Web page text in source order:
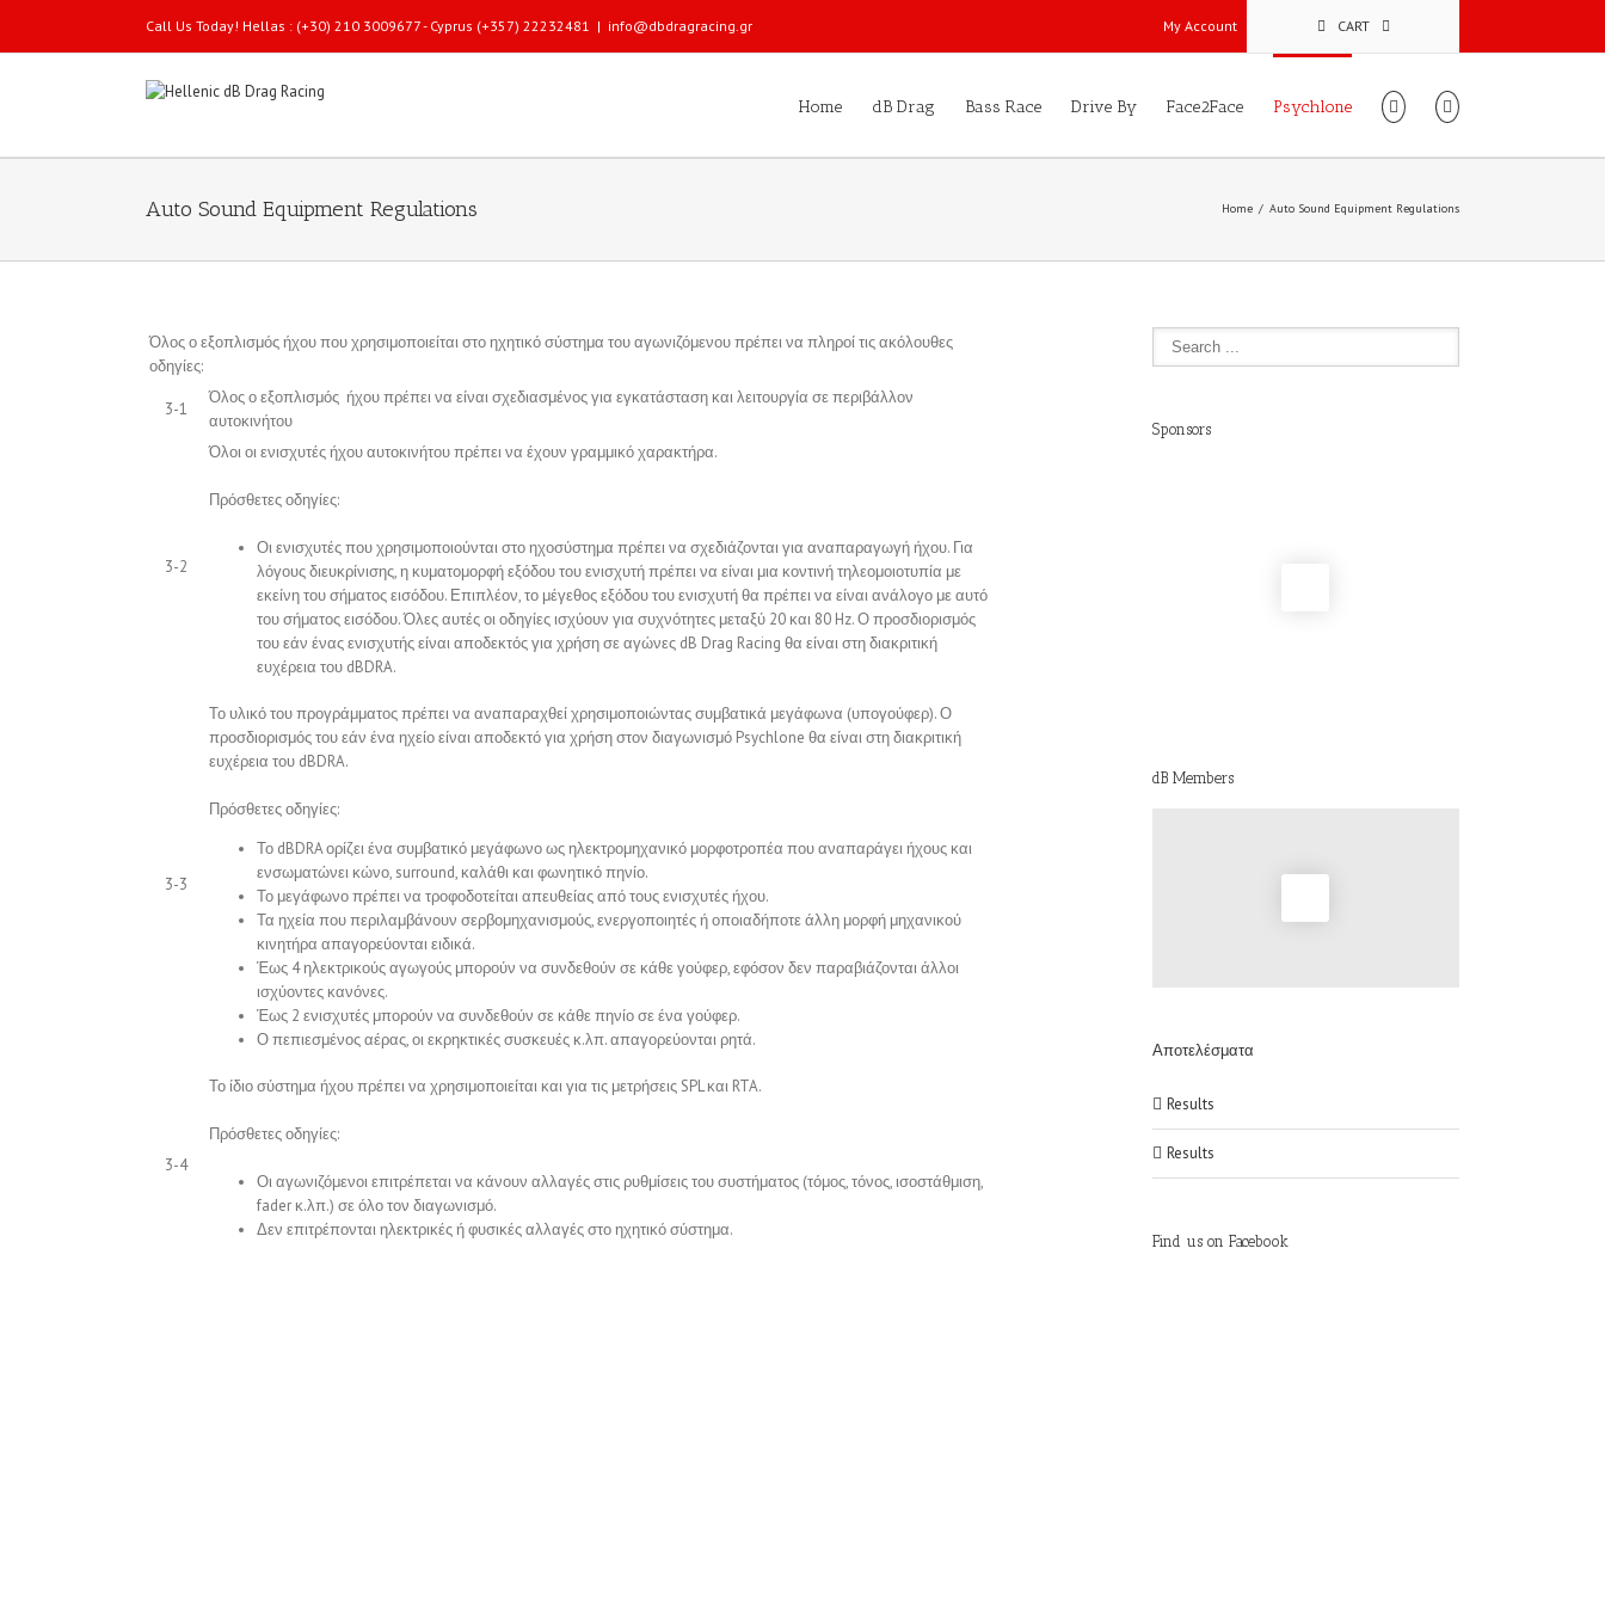
Call Us Today! Hellas : (+30) 210 3009677 - Cyprus (+357) 22232481 | info@dbdragracing.gr My Account CART
Home dB Drag Bass Race Drive By Face2Face Psychlone
Auto Sound Equipment Regulations Home Auto Sound Equipment Regulations
Όλος ο εξοπλισμός ήχου που χρησιμοποιείται στο ηχητικό σύστημα του αγωνιζόμενου πρέπει να πληροί τις ακόλουθες
οδηγίες:
3-1
Όλος ο εξοπλισμός ήχου πρέπει να είναι σχεδιασμένος για εγκατάσταση και λειτουργία σε περιβάλλον
αυτοκινήτου
3-2
Όλοι οι ενισχυτές ήχου αυτοκινήτου πρέπει να έχουν γραμμικό χαρακτήρα.
Πρόσθετες οδηγίες:
Οι ενισχυτές που χρησιμοποιούνται στο ηχοσύστημα πρέπει να σχεδιάζονται για αναπαραγωγή ήχου. Για
λόγους διευκρίνισης, η κυματομορφή εξόδου του ενισχυτή πρέπει να είναι μια κοντινή τηλεομοιοτυπία με
εκείνη του σήματος εισόδου. Επιπλέον, το μέγεθος εξόδου του ενισχυτή θα πρέπει να είναι ανάλογο με αυτό
του σήματος εισόδου. Όλες αυτές οι οδηγίες ισχύουν για συχνότητες μεταξύ 20 και 80 Hz. Ο προσδιορισμός
του εάν ένας ενισχυτής είναι αποδεκτός για χρήση σε αγώνες dB Drag Racing θα είναι στη διακριτική
ευχέρεια του dBDRA.
3-3
Το υλικό του προγράμματος πρέπει να αναπαραχθεί χρησιμοποιώντας συμβατικά μεγάφωνα (υπογούφερ).Ο
προσδιορισμός του εάν ένα ηχείο είναι αποδεκτό για χρήση στον διαγωνισμό Psychlone θα είναι στη διακριτική
ευχέρεια του dBDRA.
Πρόσθετες οδηγίες:
Το dBDRA ορίζει ένα συμβατικό μεγάφωνο ως ηλεκτρομηχανικό μορφοτροπέα που αναπαράγει ήχους και
ενσωματώνει κώνο, surround, καλάθι και φωνητικό πηνίο.
Το μεγάφωνο πρέπει να τροφοδοτείται απευθείας από τους ενισχυτές ήχου.
Τα ηχεία που περιλαμβάνουν σερβομηχανισμούς, ενεργοποιητές ή οποιαδήποτε άλλη μορφή μηχανικού
κινητήρα απαγορεύονται ειδικά.
Έως 4 ηλεκτρικούς αγωγούς μπορούν να συνδεθούν σε κάθε γούφερ, εφόσον δεν παραβιάζονται άλλοι
ισχύοντες κανόνες.
Έως 2 ενισχυτές μπορούν να συνδεθούν σε κάθε πηνίο σε ένα γούφερ.
Ο πεπιεσμένος αέρας, οι εκρηκτικές συσκευές κ.λπ. απαγορεύονται ρητά.
3-4
Το ίδιο σύστημα ήχου πρέπει να χρησιμοποιείται και για τις μετρήσεις SPL και RTA.
Πρόσθετες οδηγίες:
Οι αγωνιζόμενοι επιτρέπεται να κάνουν αλλαγές στις ρυθμίσεις του συστήματος (τόμος, τόνος, ισοστάθμιση,
fader κ.λπ.) σε όλο τον διαγωνισμό.
Δεν επιτρέπονται ηλεκτρικές ή φυσικές αλλαγές στο ηχητικό σύστημα.
Sponsors
dB Members
Αποτελέσματα
Results
Results
Find us on Facebook